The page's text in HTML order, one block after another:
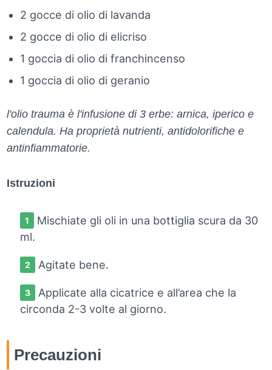
2 gocce di olio di lavanda
2 gocce di olio di elicriso
1 goccia di olio di franchincenso
1 goccia di olio di geranio
l'olio trauma è l'infusione di 3 erbe: arnica, iperico e
calendula. Ha proprietà nutrienti, antidolorifiche e
antinfiammatorie.
Istruzioni
Mischiate gli oli in una bottiglia scura da 30
ml.
Agitate bene.
Applicate alla cicatrice e all’area che la
circonda 2-3 volte al giorno.
Precauzioni